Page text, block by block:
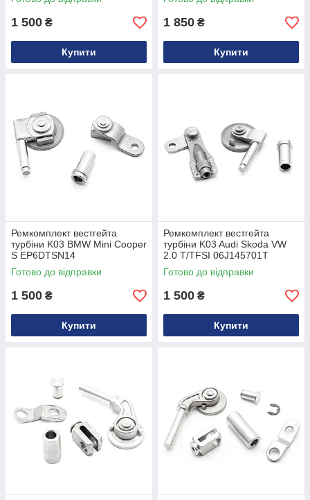
1 500 ₴
Купити
1 850 ₴
Купити
Ремкомплект вестгейта
турбіни K03 BMW Mini Cooper
S EP6DTSN14
Готово до відправки
1 500 ₴
Купити
Ремкомплект вестгейта
турбіни K03 Audi Skoda VW
2.0 T/TFSI 06J145701T
Готово до відправки
1 500 ₴
Купити